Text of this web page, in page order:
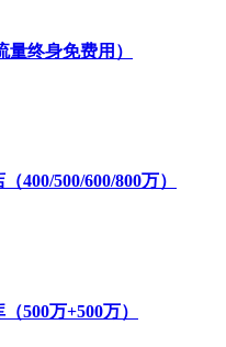
终身免费用）
400/500/600/800万）
500万+500万）